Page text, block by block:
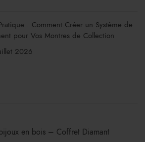
: Comment Créer un Système de
pour Vos Montres de Collection
2026
en bois – Coffret Diamant